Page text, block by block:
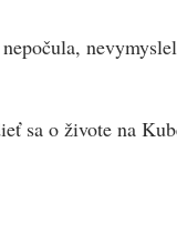
sa o živote na